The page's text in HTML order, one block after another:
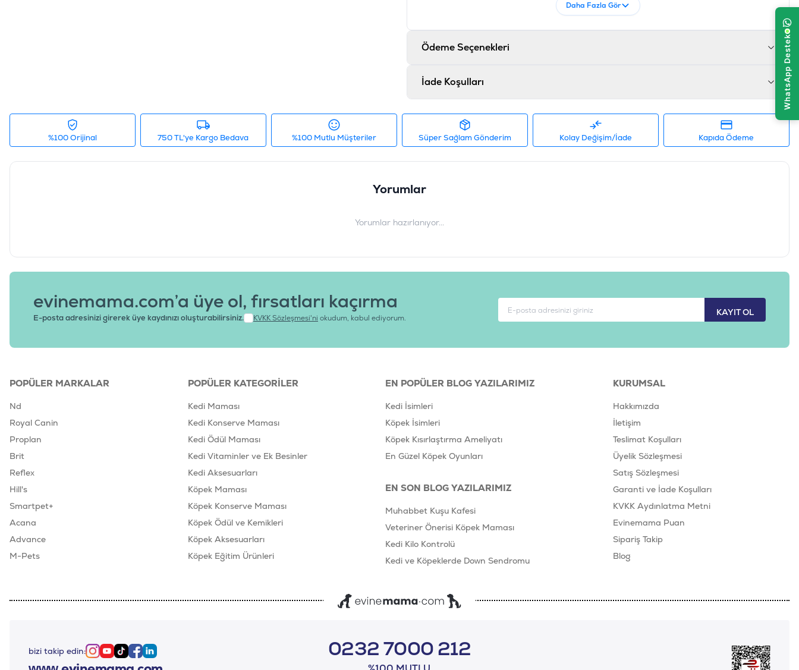
Daha Fazla Gör
Ödeme Seçenekleri
İade Koşulları
%100 Orijinal 750 TL'ye Kargo Bedava %100 Mutlu Müşteriler Süper Sağlam Gönderim Kolay Değişim/İade Kapıda Ödeme
Yorumlar
Yorumlar hazırlanıyor...
KAYIT OL
evinemama.com’a üye ol, fırsatları kaçırma
E-posta adresinizi girerek üye kaydınızı oluşturabilirsiniz. KVKK Sözleşmesi'ni okudum, kabul ediyorum.
POPÜLER MARKALAR
Nd
Royal Canin
Proplan
Brit
Reflex
Hill's
Smartpet+
Acana
Advance
M-Pets
POPÜLER KATEGORILER
Kedi Maması
Kedi Konserve Maması
Kedi Ödül Maması
Kedi Vitaminler ve Ek Besinler
Kedi Aksesuarları
Köpek Maması
Köpek Konserve Maması
Köpek Ödül ve Kemikleri
Köpek Aksesuarları
Köpek Eğitim Ürünleri
EN POPÜLER BLOG YAZILARIMIZ
Kedi İsimleri
Köpek İsimleri
Köpek Kısırlaştırma Ameliyatı
En Güzel Köpek Oyunları
EN SON BLOG YAZILARIMIZ
Muhabbet Kuşu Kafesi
Veteriner Önerisi Köpek Maması
Kedi Kilo Kontrolü
Kedi ve Köpeklerde Down Sendromu
KURUMSAL
Hakkımızda
İletişim
Teslimat Koşulları
Üyelik Sözleşmesi
Satış Sözleşmesi
Garanti ve İade Koşulları
KVKK Aydınlatma Metni
Evinemama Puan
Sipariş Takip
Blog
bizi takip edin: Instagram
Youtube
TiktokFacebook
Linkedin 0232 7000 212